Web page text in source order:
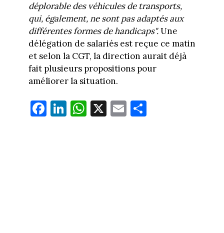
déplorable des véhicules de transports,
qui, également, ne sont pas adaptés aux
différentes formes de handicaps".Une
délégation de salariés est reçue ce matin
et selon la CGT, la direction aurait déjà
fait plusieurs propositions pour
améliorer la situation.
Fa
ce
Li
nk
W
ha
X E
m
Pa